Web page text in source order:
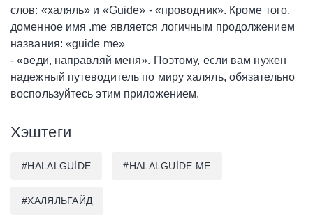
слов: «халяль» и «Guide» - «проводник». Кроме того,
доменное имя .me является логичным продолжением
названия: «guide me»
- «веди, направляй меня». Поэтому, если вам нужен
надежный путеводитель по миру халяль, обязательно
воспользуйтесь этим приложением.
Хэштеги
#HALALGUIDE #HALALGUIDE.ME
#ХАЛЯЛЬГАЙД